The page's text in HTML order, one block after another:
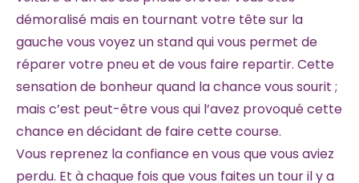
démoralisé mais en tournant votre tête sur la
gauche vous voyez un stand qui vous permet de
réparer votre pneu et de vous faire repartir. Cette
sensation de bonheur quand la chance vous sourit ;
mais c’est peut-être vous qui l’avez provoqué cette
chance en décidant de faire cette course.
Vous reprenez la confiance en vous que vous aviez
perdu. Et à chaque fois que vous faites un tour il y a